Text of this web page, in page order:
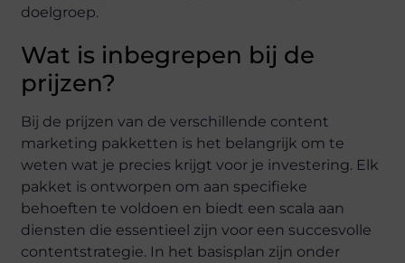
doelgroep.
Wat is inbegrepen bij de
prijzen?
Bij de prijzen van de verschillende content
marketing pakketten is het belangrijk om te
weten wat je precies krijgt voor je investering. Elk
pakket is ontworpen om aan specifieke
behoeften te voldoen en biedt een scala aan
diensten die essentieel zijn voor een succesvolle
contentstrategie. In het basisplan zijn onder